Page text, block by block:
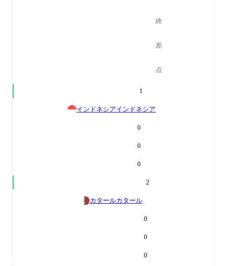
終
差
点
1
インドネシアインドネシア
0
0
0
2
カタールカタール
0
0
0